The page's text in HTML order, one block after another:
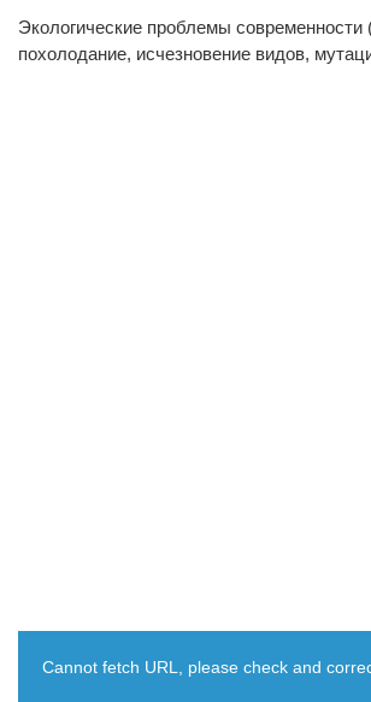
Экологические проблемы современности
похолодание, исчезновение видов,
Cannot fetch URL, please check and